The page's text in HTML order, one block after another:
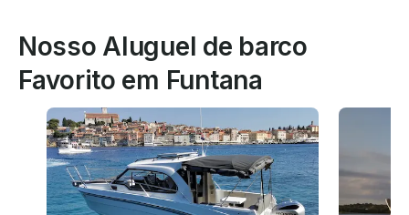
Nosso Aluguel de barco
Favorito em Funtana